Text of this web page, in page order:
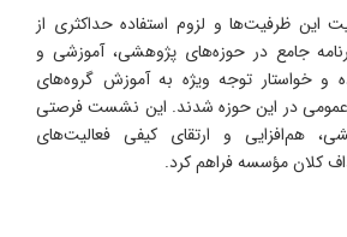
این ظرفیت‌ها و لزوم استفاده حداکثری از
جامع در حوزه‌های پژوهشی، آموزشی و
و خواستار توجه ویژه به آموزش گروه‌های
در این حوزه شدند. این نشست فرصتی
هم‌افزایی و ارتقای کیفی فعالیت‌های
کلان مؤسسه فراهم کرد.